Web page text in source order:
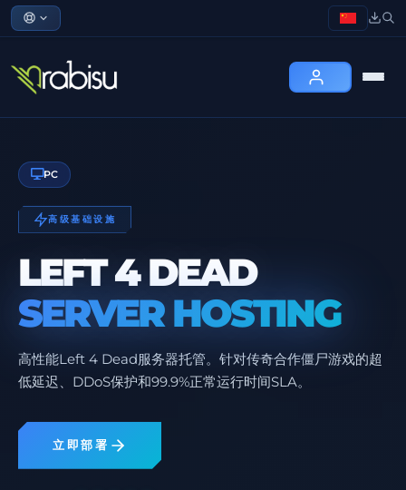
PC
高级基础设施
LEFT 4 DEAD
SERVER HOSTING
高性能Left 4 Dead服务器托管。针对传奇合作僵尸游戏的超
低延迟、DDoS保护和99.9%正常运行时间SLA。
立即部署